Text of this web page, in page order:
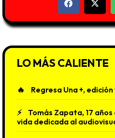
LO MÁS CALIENTE
Regresa Una +,
Tomás Zapata, 17
vida dedicada al